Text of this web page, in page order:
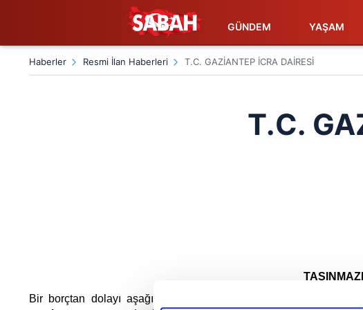
GÜNDEM YAŞAM
Haberler Resmi İlan Haberleri T.C. GAZİANTEP İCRA DAİRESİ
T.C.
Bir borçtan dolayı aşağıda cins, miktar ve değerleri yazılı